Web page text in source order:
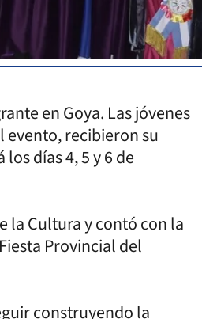
en Goya. Las jóvenes
evento, recibieron su
días 4, 5 y 6 de
la Cultura y contó con la
Provincial del
construyendo la